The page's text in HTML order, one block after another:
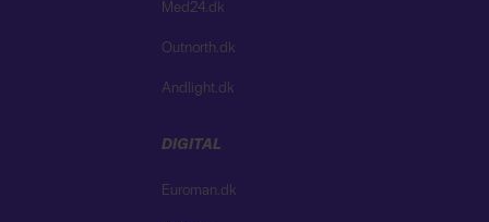
Med24.dk
Outnorth.dk
Andlight.dk
DIGITAL
Euroman.dk